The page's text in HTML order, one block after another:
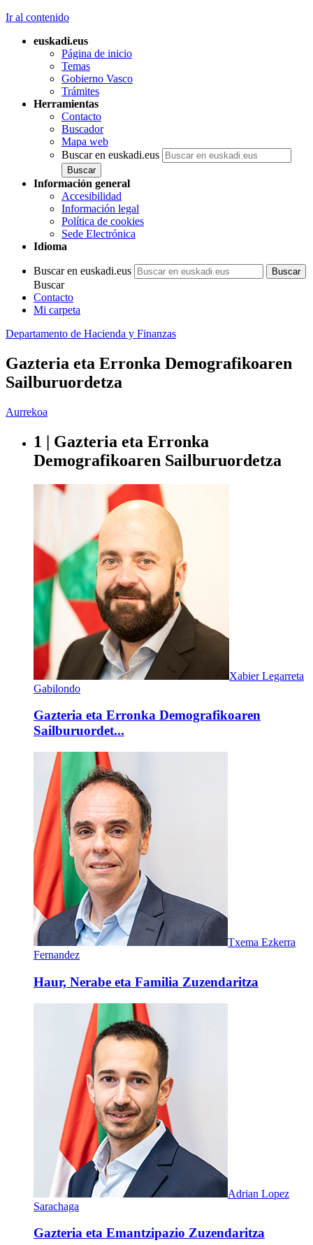
Ir al contenido
euskadi.eus
Página de inicio
Temas
Gobierno Vasco
Trámites
Herramientas
Contacto
Buscador
Mapa web
Buscar en euskadi.eus
Información general
Accesibilidad
Información legal
Política de cookies
Sede Electrónica
Idioma
Buscar en euskadi.eus
Buscar
Contacto
Mi carpeta
Departamento de Hacienda y Finanzas
Gazteria eta Erronka Demografikoaren
Sailburuordetza
Aurrekoa
1 | Gazteria eta Erronka
Demografikoaren Sailburuordetza
Xabier Legarreta
Gabilondo
Gazteria eta Erronka Demografikoaren
Sailburuordet...
Txema Ezkerra
Fernandez
Haur, Nerabe eta Familia Zuzendaritza
Adrian Lopez
Sarachaga
Gazteria eta Emantzipazio Zuzendaritza